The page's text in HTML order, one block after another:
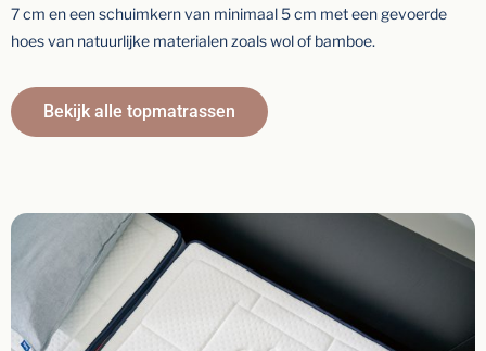
7 cm en een schuimkern van minimaal 5 cm met een gevoerde
hoes van natuurlijke materialen zoals wol of bamboe.
Bekijk alle topmatrassen